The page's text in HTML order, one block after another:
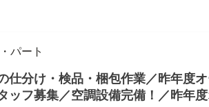
パート
仕分け・検品・梱包作業／昨年度
ッフ募集／空調設備完備！／昨年